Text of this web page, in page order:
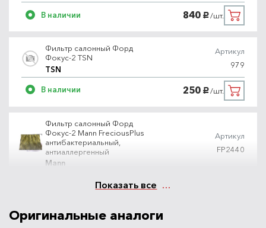
В наличии 840 руб./шт.
Фильтр салонный Форд
Фокус-2 TSN
TSN
Артикул
979
В наличии 250 руб./шт.
Фильтр салонный Форд
Фокус-2 Mann FreciousPlus
антибактериальный,
антиаллергенный
Mann
Артикул
FP2440
Фильтр салонный Форд
Показать все
Оригинальные аналоги